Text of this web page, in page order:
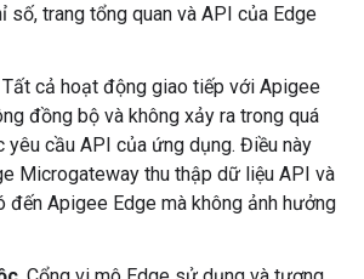
số, trang tổng quan và API của Edge
Tất cả hoạt động giao tiếp với Apigee
đồng bộ và không xảy ra trong quá
yêu cầu API của ứng dụng. Điều này
Microgateway thu thập dữ liệu API và
đến Apigee Edge mà không ảnh hưởng